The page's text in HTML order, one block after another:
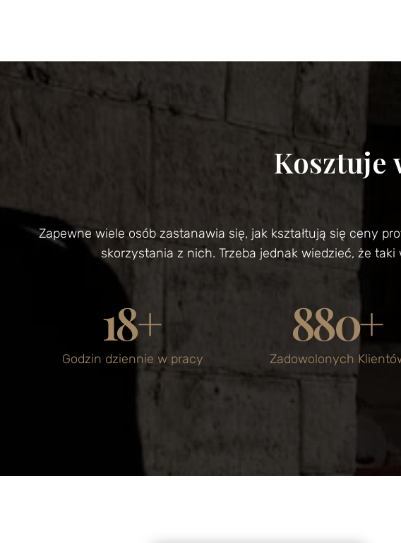
Kosztuje
Zapewne wiele osób zastanawia się, jak kształtują się ceny
skorzystania z nich. Trzeba jednak wiedzieć, że
18+
Godzin dziennie w pracy
880+
Zadowolonych